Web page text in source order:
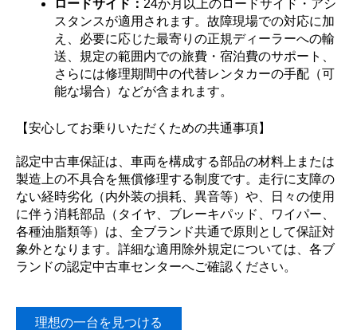
ロードサイド： 24か月以上のロードサイド・アシ
スタンスが適用されます。故障現場での対応に加
え、必要に応じた最寄りの正規ディーラーへの輸
送、規定の範囲内での旅費・宿泊費のサポート、
さらには修理期間中の代替レンタカーの手配（可
能な場合）などが含まれます。
【安心してお乗りいただくための共通事項】
認定中古車保証は、車両を構成する部品の材料上または
製造上の不具合を無償修理する制度です。走行に支障の
ない経時劣化（内外装の損耗、異音等）や、日々の使用
に伴う消耗部品（タイヤ、ブレーキパッド、ワイパー、
各種油脂類等）は、全ブランド共通で原則として保証対
象外となります。詳細な適用除外規定については、各ブ
ランドの認定中古車センターへご確認ください。
理想の一台を見つける